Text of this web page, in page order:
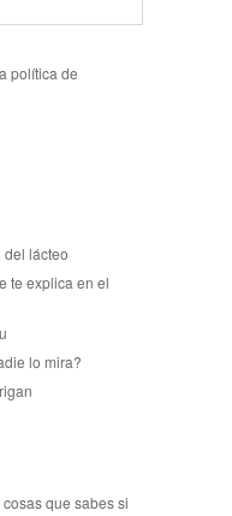
política de
lácteo
te explica en el
lo mira?
cosas que sabes si